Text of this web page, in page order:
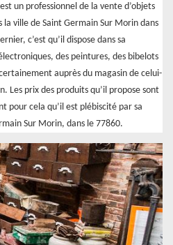
un professionnel de la vente d’objets
la ville de Saint Germain Sur Morin dans
c’est qu’il dispose dans sa
des peintures, des bibelots
auprès du magasin de celui-
Les prix des produits qu’il propose sont
pour cela qu’il est plébiscité par sa
Sur Morin, dans le 77860.